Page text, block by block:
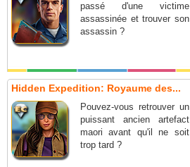
passé d'une victime
assassinée et trouver son
assassin ?
Hidden Expedition: Royaume des...
Pouvez-vous retrouver un
puissant ancien artefact
maori avant qu'il ne soit
trop tard ?